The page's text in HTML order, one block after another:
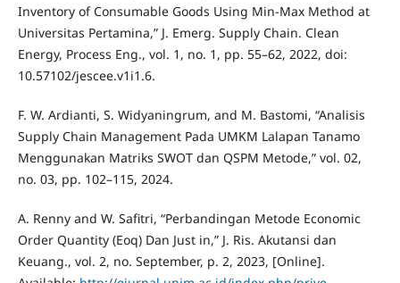
Inventory of Consumable Goods Using Min-Max Method at
Universitas Pertamina,” J. Emerg. Supply Chain. Clean
Energy, Process Eng., vol. 1, no. 1, pp. 55–62, 2022, doi:
10.57102/jescee.v1i1.6.
F. W. Ardianti, S. Widyaningrum, and M. Bastomi, “Analisis
Supply Chain Management Pada UMKM Lalapan Tanamo
Menggunakan Matriks SWOT dan QSPM Metode,” vol. 02,
no. 03, pp. 102–115, 2024.
A. Renny and W. Safitri, “Perbandingan Metode Economic
Order Quantity (Eoq) Dan Just in,” J. Ris. Akutansi dan
Keuang., vol. 2, no. September, p. 2, 2023, [Online].